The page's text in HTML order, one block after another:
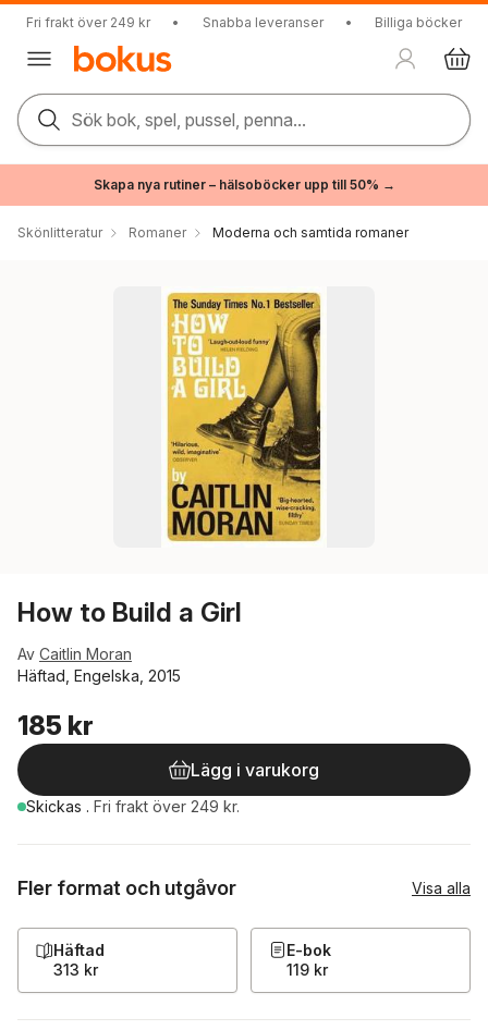
Fri frakt över 249 kr • Snabba leveranser • Billiga böcker
Sök bok, spel, pussel, penna...
Skapa nya rutiner – hälsoböcker upp till 50% →
Skönlitteratur Romaner Moderna och samtida romaner
How to Build a Girl
Av Caitlin Moran
Häftad, Engelska, 2015
185 kr
Lägg i varukorg
Skickas . Fri frakt över 249 kr.
Fler format och utgåvor Visa alla
Häftad
313 kr
E-bok
119 kr